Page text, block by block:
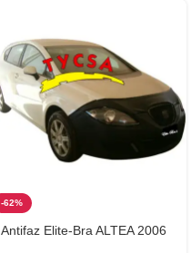
-62%
Antifaz Elite-Bra ALTEA 2006